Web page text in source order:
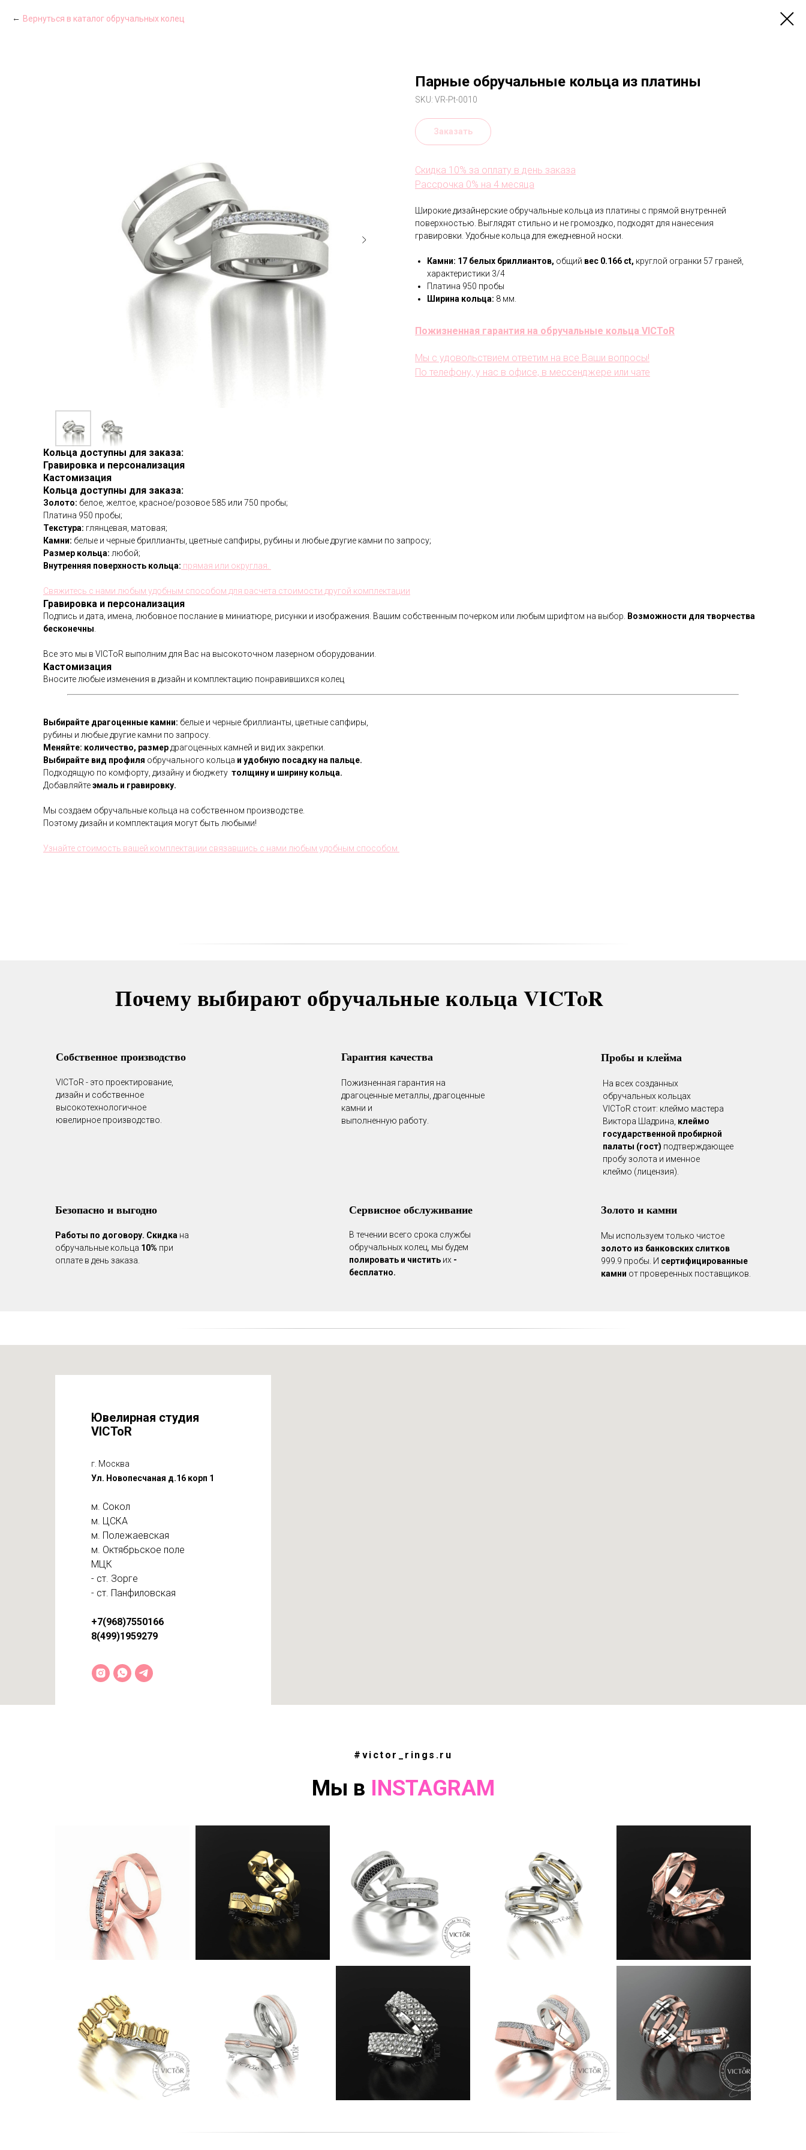
Вернуться в каталог обручальных колец
Парные обручальные кольца из платины
SKU: VR-Pt-0010
Заказать
Скидка 10% за оплату в день заказа
Рассрочка 0% на 4 месяца
Широкие дизайнерские обручальные кольца из платины с прямой внутренней
поверхностью. Выглядят стильно и не громоздко, подходят для нанесения
гравировки. Удобные кольца для ежедневной носки.
Камни: 17 белых бриллиантов, общий вес 0.166 ct, круглой огранки 57 граней,
характеристики 3/4
Платина 950 пробы
Ширина кольца: 8 мм.
Пожизненная гарантия на обручальные кольца VICToR
Мы с удовольствием ответим на все Ваши вопросы!
По телефону, у нас в офисе, в мессенджере или чате
Кольца доступны для заказа:
Гравировка и персонализация
Кастомизация
Кольца доступны для заказа:
Золото: белое, желтое, красное/розовое 585 или 750 пробы;
Платина 950 пробы;
Текстура: глянцевая, матовая;
Камни: белые и черные бриллианты, цветные сапфиры, рубины и любые другие камни по запросу;
Размер кольца: любой;
Внутренняя поверхность кольца: прямая или округлая.
Свяжитесь с нами любым удобным способом для расчета стоимости другой комплектации
Гравировка и персонализация
Подпись и дата, имена, любовное послание в миниатюре, рисунки и изображения. Вашим собственным почерком или любым шрифтом на выбор.
Возможности для творчества
бесконечны
Все это мы в VICToR выполним для Вас на высокоточном лазерном оборудовании.
Кастомизация
Вносите любые изменения в дизайн и комплектацию понравившихся колец
Выбирайте драгоценные камни: белые и черные бриллианты, цветные сапфиры,
рубины и любые другие камни по запросу.
Меняйте: количество, размер драгоценных камней и вид их закрепки.
Выбирайте вид профиля обручального кольца и удобную посадку на пальце.
Подходящую по комфорту, дизайну и бюджету толщину и ширину кольца.
Добавляйтеэмаль и гравировку.
Мы создаем обручальные кольца на собственном производстве.
Поэтому дизайн и комплектация могут быть любыми!
Узнайте стоимость вашей комплектации связавшись с нами любым удобным способом
VICToR - это проектирование,
дизайн и собственное
высокотехнологичное
ювелирное производство.
Работы по договору. Скидка на
обручальные кольца 10% при
оплате в день заказа.
Мы используем только чистое
золото из банковских слитков
999.9 пробы. И сертифицированные
камни от проверенных поставщиков.
Собственное производство
Безопасно и выгодно Золото и камни
Гарантия качества
Пожизненная гарантия на
драгоценные металлы, драгоценные
камни и
выполненную работу.
Сервисное обслуживание
В течении всего срока службы
обручальных колец, мы будем
полировать и чистить их -
бесплатно.
Пробы и клейма
На всех созданных
обручальных кольцах
VICToR стоит: клеймо мастера
Виктора Шадрина, клеймо
государственной пробирной
палаты (гост) подтверждающее
пробу золота и именное
клеймо (лицензия).
Почему выбирают обручальные кольца VICToR
полировать и чистить их - бесплатно.
Ювелирная студия
VICToR
г. Москва
Ул. Новопесчаная д.16 корп 1
м. Сокол
м. ЦСКА
м. Полежаевская
м. Октябрьское поле
МЦК
- ст. Зорге
- ст. Панфиловская
+7(968)7550166
8(499)1959279
#victor_rings.ru
Мы в INSTAGRAM